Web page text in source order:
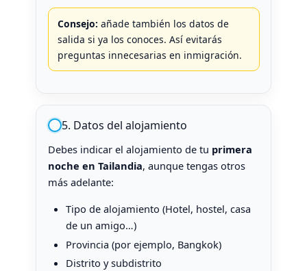
Consejo: añade también los datos de
salida si ya los conoces. Así evitarás
preguntas innecesarias en inmigración.
5. Datos del alojamiento
Debes indicar el alojamiento de tu primera
noche en Tailandia, aunque tengas otros
más adelante:
Tipo de alojamiento (Hotel, hostel, casa
de un amigo…)
Provincia (por ejemplo, Bangkok)
Distrito y subdistrito